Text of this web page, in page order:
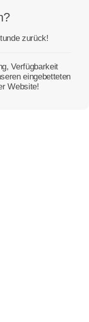
zurück!
Verfügbarkeit
eingebetteten
Website!